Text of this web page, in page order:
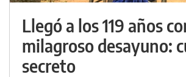
Llegó a los 119 años
milagroso desayuno:
secreto